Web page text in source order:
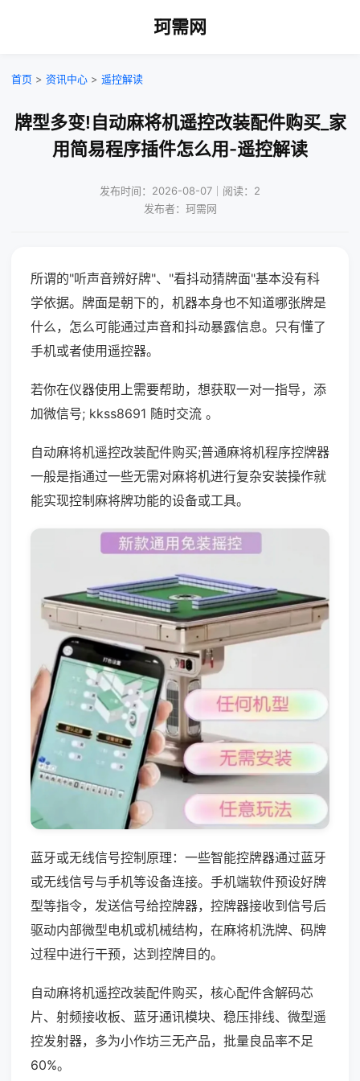
珂需网
首页 > 资讯中心 > 遥控解读
牌型多变!自动麻将机遥控改装配件购买_家
用简易程序插件怎么用-遥控解读
发布时间：2026-08-07｜阅读：2
发布者：珂需网
所谓的"听声音辨好牌"、"看抖动猜牌面"基本没有科
学依据。牌面是朝下的，机器本身也不知道哪张牌是
什么，怎么可能通过声音和抖动暴露信息。只有懂了
手机或者使用遥控器。
若你在仪器使用上需要帮助，想获取一对一指导，添
加微信号; kkss8691 随时交流 。
自动麻将机遥控改装配件购买;普通麻将机程序控牌器
一般是指通过一些无需对麻将机进行复杂安装操作就
能实现控制麻将牌功能的设备或工具。
蓝牙或无线信号控制原理：一些智能控牌器通过蓝牙
或无线信号与手机等设备连接。手机端软件预设好牌
型等指令，发送信号给控牌器，控牌器接收到信号后
驱动内部微型电机或机械结构，在麻将机洗牌、码牌
过程中进行干预，达到控牌目的。
自动麻将机遥控改装配件购买，核心配件含解码芯
片、射频接收板、蓝牙通讯模块、稳压排线、微型遥
控发射器，多为小作坊三无产品，批量良品率不足
60%。